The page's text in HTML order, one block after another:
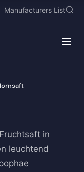
Manufacturers List
in
leuchtend